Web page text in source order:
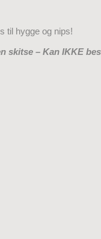
til hygge og nips!
skitse – Kan IKKE